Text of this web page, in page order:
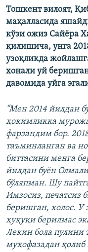
Тошкент вилоят,
маҳалласида
кўзи ожиз Сайёра
қилишича, унга
узоқликда
хонали уй
давомида уйга
“Мен 2014 йилдан
ҳокимликка
фарзандим бор.
таъминланган ва
биттасини менга
йилдан буён
бўляпман. Шу
Имзосиз, печатсиз
беришган, холос. У
ҳуқуқи берилмас
Лекин бола
муҳофазадан